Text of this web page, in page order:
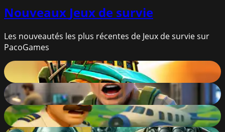
Nouveaux Jeux de survie
Les nouveautés les plus récentes de Jeux de survie sur
PacoGames
Dead Paradise
80
Apocalypse Shelter
76%
Lost Adventure
79%